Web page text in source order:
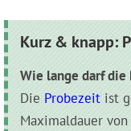
Kurz & knapp:
Wie lange darf die
Die Probezeit ist
Maximaldauer